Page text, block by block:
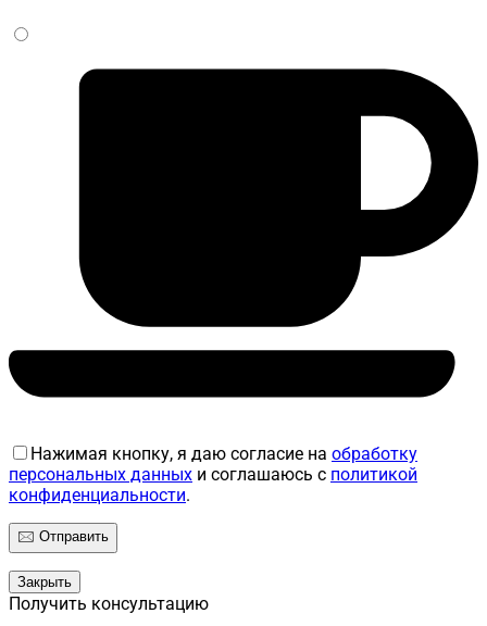
Нажимая кнопку, я даю согласие на обработку
персональных данных и соглашаюсь с политикой
конфиденциальности.
Закрыть
Получить консультацию